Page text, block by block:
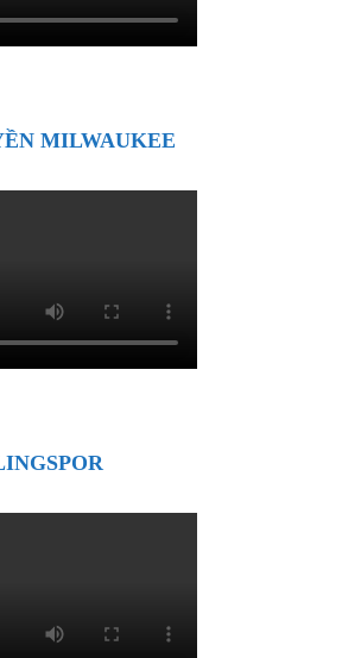
MILWAUKEE